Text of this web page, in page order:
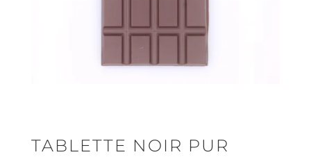
TABLETTE NOIR PUR